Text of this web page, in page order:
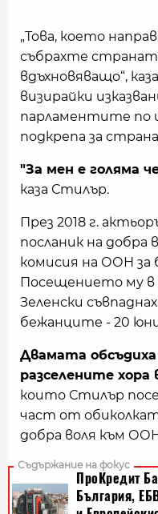
„Това, което
събрахте
вдъхновяващо“,
визирайки
парламентите по
подкрепа за
"За мен е голяма
каза Стилър.
През 2018 г.
посланик на добра
комисия на ООН
Посещението му в
Зеленски
бежанците - 20
Двамата
разселените
които Стилър
част от
добра воля към